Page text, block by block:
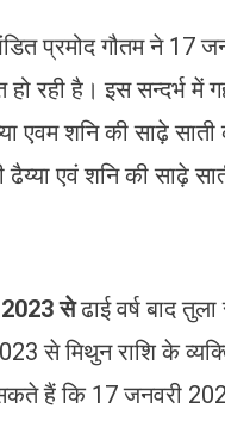
प्रमोद गौतम ने 17
हो रही है। इस सन्दर्भ
एवम शनि की साढ़े
एवं शनि की साढ़े
सेढाई वर्ष बाद
से मिथुन राशि के
हैं कि 17 जनवरी